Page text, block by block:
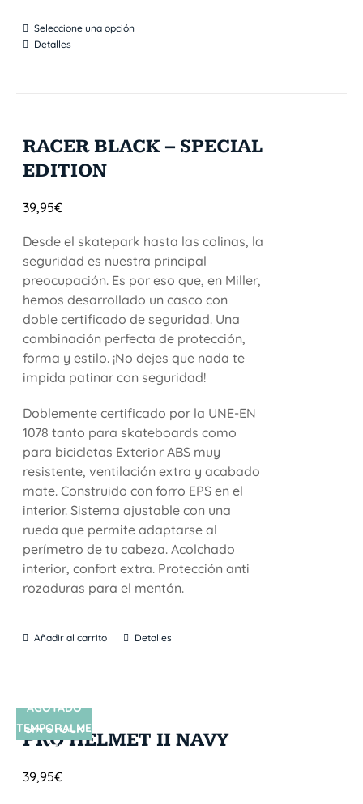
Seleccione una opción
Detalles
RACER BLACK – SPECIAL
EDITION
39,95€
Desde el skatepark hasta las colinas, la
seguridad es nuestra principal
preocupación. Es por eso que, en Miller,
hemos desarrollado un casco con
doble certificado de seguridad. Una
combinación perfecta de protección,
forma y estilo. ¡No dejes que nada te
impida patinar con seguridad!
Doblemente certificado por la UNE-EN
1078 tanto para skateboards como
para bicicletas Exterior ABS muy
resistente, ventilación extra y acabado
mate. Construido con forro EPS en el
interior. Sistema ajustable con una
rueda que permite adaptarse al
perímetro de tu cabeza. Acolchado
interior, confort extra. Protección anti
rozaduras para el mentón.
Añadir al carrito Detalles
SIN STOCK
AGOTADO
TEMPORALME
NTE
PRO HELMET II NAVY
39,95€